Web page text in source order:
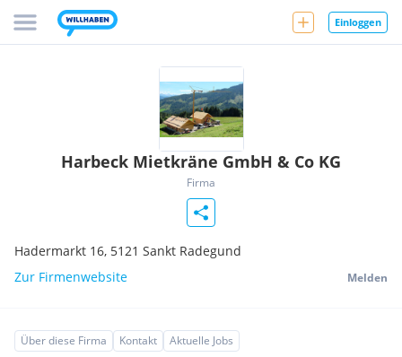
Einloggen
Harbeck Mietkräne GmbH & Co KG
Firma
Hadermarkt 16, 5121 Sankt Radegund
Zur Firmenwebsite
Melden
Über diese Firma Kontakt Aktuelle Jobs